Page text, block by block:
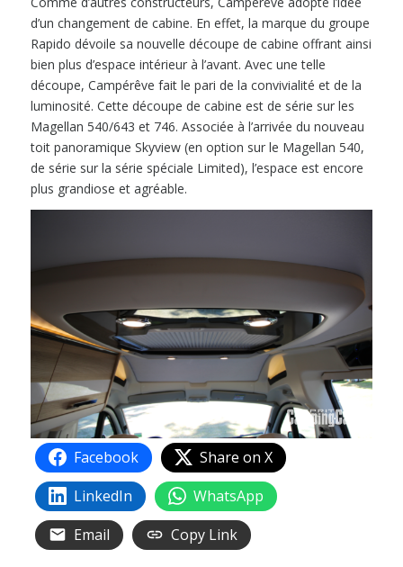
d’un changement de cabine. En effet, la marque du groupe
Rapido dévoile sa nouvelle découpe de cabine offrant ainsi
bien plus d’espace intérieur à l’avant. Avec une telle
découpe, Campérêve fait le pari de la convivialité et de la
luminosité. Cette découpe de cabine est de série sur les
Magellan 540/643 et 746. Associée à l’arrivée du nouveau
toit panoramique Skyview (en option sur le Magellan 540,
de série sur la série spéciale Limited), l’espace est encore
plus grandiose et agréable.
Facebook
Share on X
LinkedIn
WhatsApp
Email
Copy Link